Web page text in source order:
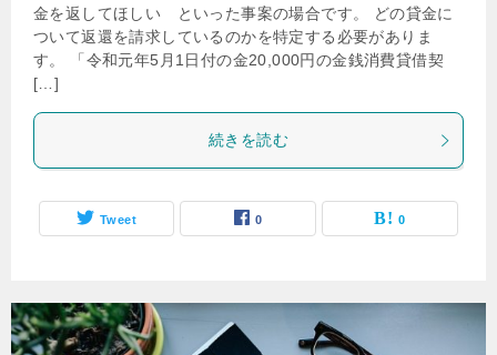
金を返してほしい といった事案の場合です。 どの貸金に
ついて返還を請求しているのかを特定する必要がありま
す。 「令和元年5月1日付の金20,000円の金銭消費貸借契
[…]
続きを読む
Tweet 0 0